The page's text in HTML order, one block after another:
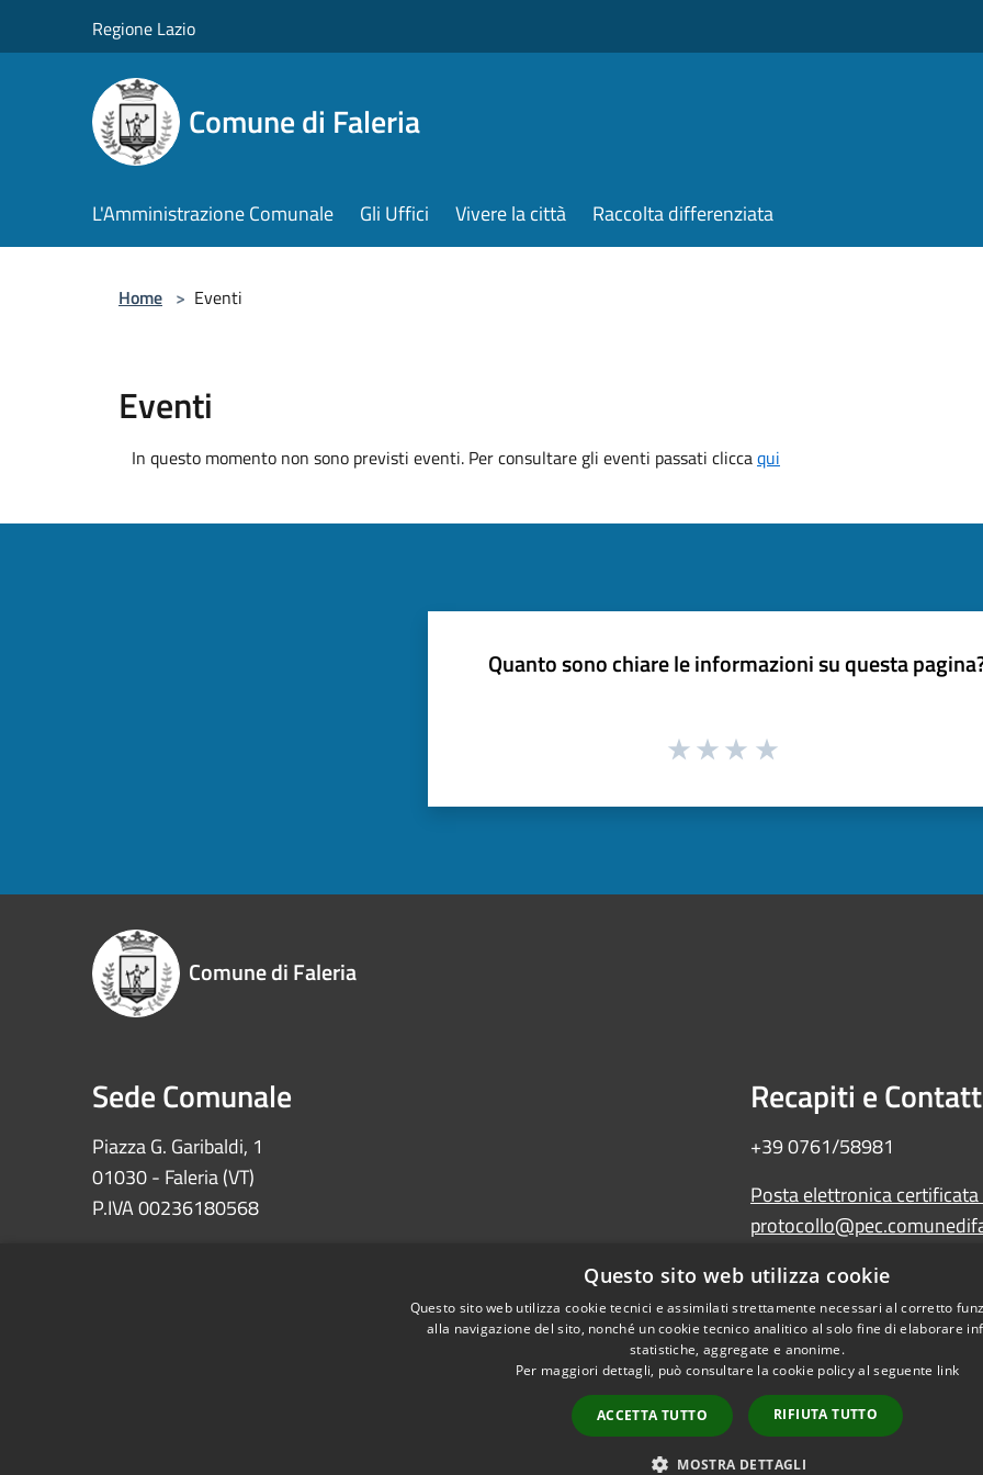
Regione Lazio
Comune di Faleria
L'Amministrazione Comunale Gli Uffici Vivere la città Raccolta differenziata
Home > Eventi
Eventi
In questo momento non sono previsti eventi. Per consultare gli eventi passati cliccaqui
Quanto sono chiare le informazioni su questa
Comune di Faleria
Sede Comunale
Piazza G. Garibaldi, 1
01030 - Faleria (VT)
P.IVA 00236180568
Ccp 11639010 – Tesoreria Comune di Faleria
Recapiti e
+39 0761/58981
Posta elettronica certificata
Amministrazione trasparente
Albo Pretorio
WebMail
Dichiarazione di accessibilità
Copyright © 2026 •
Questo sito web utilizza cookie
Questo sito web utilizza cookie tecnici e assimilati strettamente necessari al corretto
alla navigazione del sito, nonché un cookie tecnico analitico al solo fine di elaborare
statistiche, aggregate e anonime.
Per maggiori dettagli, può consultare la cookie policy al seguente link
ACCETTA TUTTO RIFIUTA TUTTO
MOSTRA DETTAGLI